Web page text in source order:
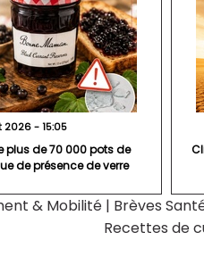
2026 - 15:05
plus de 70 000 pots de
de présence de verre
& Mobilité | Brèves
Recettes de